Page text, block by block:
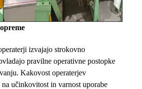
izvajajo strokovno
pravilne operativne postopke
Kakovost operaterjev
učinkovitost in varnost uporabe